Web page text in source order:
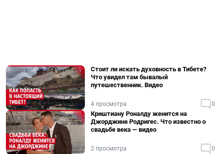
Стоит ли искать духовность в Тибете?
Что увидел там бывалый
путешественник. Видео
4 просмотра 0
Криштиану Роналду женится на
Джорджине Родригес. Что известно о
свадьбе века — видео
2 просмотра 0